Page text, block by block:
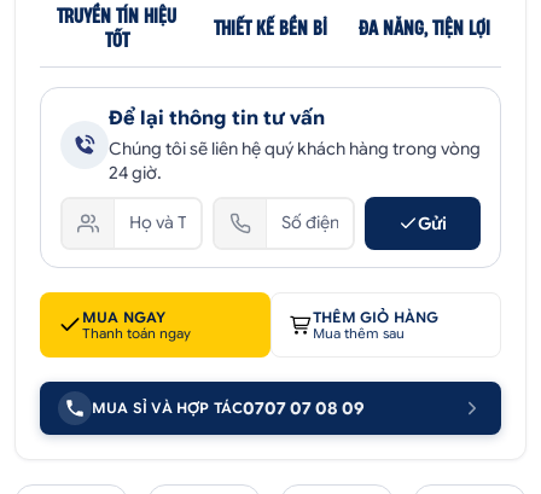
TRUYỀN TÍN HIỆU
TỐT
THIẾT KẾ BỀN BỈ ĐA NĂNG, TIỆN LỢI
Để lại thông tin tư vấn
Chúng tôi sẽ liên hệ quý khách hàng trong vòng
24 giờ.
Gửi
MUA NGAY
Thanh toán ngay
THÊM GIỎ HÀNG
Mua thêm sau
MUA SỈ VÀ HỢP TÁC0707 07 08 09